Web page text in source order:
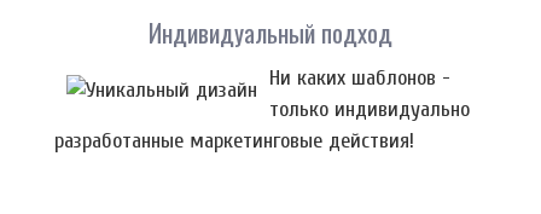
Индивидуальный подход
Ни каких шаблонов -
только индивидуально
разработанные маркетинговые действия!